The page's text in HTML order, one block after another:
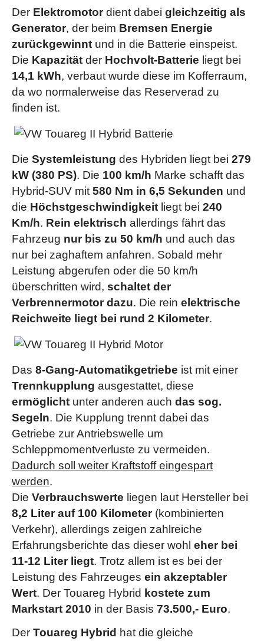
Der Elektromotordient dabei gleichzeitig als
Generator, der beim Bremsen Energie
zurückgewinnt und in die Batterie einspeist.
Die Kapazität der Hochvolt-Batterie liegt bei
14,1 kWh, verbaut wurde diese im Kofferraum,
da wo normalerweise das Reserverad zu
finden ist.
Die Systemleistung des Hybriden liegt bei 279
kW (380 PS). Die 100 km/h Marke schafft das
Hybrid-SUV mit 580 Nm in 6,5 Sekunden und
die Höchstgeschwindigkeit liegt bei 240
Km/h. Rein elektrisch allerdings fährt das
Fahrzeug nur bis zu 50 km/h und auch das
nur bei zaghaftem anfahren. Sobald mehr
Leistung abgerufen oder die 50 km/h
überschritten wird, schaltet der
Verbrennermotor dazu. Die rein elektrische
Reichweite liegt bei rund 2 Kilometer.
Das 8-Gang-Automatikgetriebe ist mit einer
Trennkupplung ausgestattet, diese
ermöglicht unter anderen auch das sog.
Segeln. Die Kupplung trennt dabei das
Getriebe zur Antriebswelle um
Schleppmomentverluste zu vermeiden.
Dadurch soll weiter Kraftstoff eingespart
werden.
Die Verbrauchswerte liegen laut Hersteller bei
8,2 Liter auf 100 Kilometer(kombinierten
Verkehr), allerdings zeigen zahlreiche
Erfahrungsberichte das dieser wohl eher bei
11-12 Liter liegt. Trotz allem ist es bei der
Leistung des Fahrzeuges ein akzeptabler
Wert. Der Touareg Hybrid kostete zum
Markstart 2010 in der Basis 73.500,- Euro.
Der Touareg Hybrid hat die gleiche